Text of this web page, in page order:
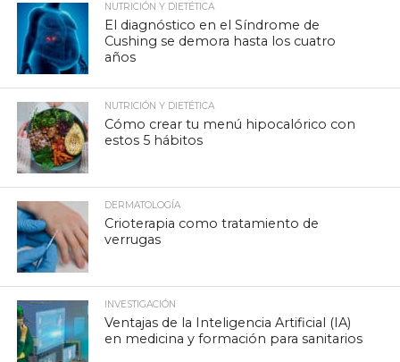
NUTRICIÓN Y DIETÉTICA
El diagnóstico en el Síndrome de
Cushing se demora hasta los cuatro
años
NUTRICIÓN Y DIETÉTICA
Cómo crear tu menú hipocalórico con
estos 5 hábitos
DERMATOLOGÍA
Crioterapia como tratamiento de
verrugas
INVESTIGACIÓN
Ventajas de la Inteligencia Artificial (IA)
en medicina y formación para sanitarios